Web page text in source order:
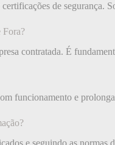
de segurança.
Fora?
contratada. É
funcionamento e
e seguindo as